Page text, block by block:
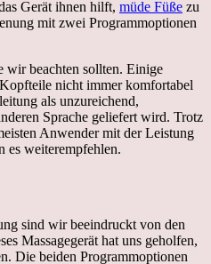
Gerät ihnen hilft, müde Füße zu
mit zwei Programmoptionen
wir beachten sollten. Einige
nicht immer komfortabel
als unzureichend,
Sprache geliefert wird. Trotz
Anwender mit der Leistung
es weiterempfehlen.
sind wir beeindruckt von den
Massagegerät hat uns geholfen,
Die beiden Programmoptionen